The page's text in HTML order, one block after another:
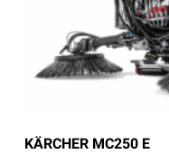
KÄRCHER MC250 E